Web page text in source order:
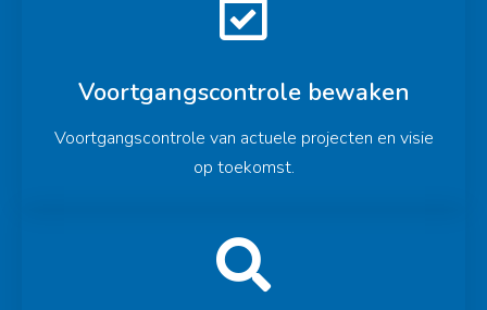
Voortgangscontrole bewaken
Voortgangscontrole van actuele projecten en visie
op toekomst.